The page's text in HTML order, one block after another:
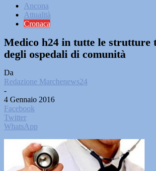
Ancona
Attualità
Cronaca
Medico h24 in tutte le
degli ospedali di comunità
Da
Redazione Marchenews24
-
4 Gennaio 2016
Facebook
Twitter
WhatsApp